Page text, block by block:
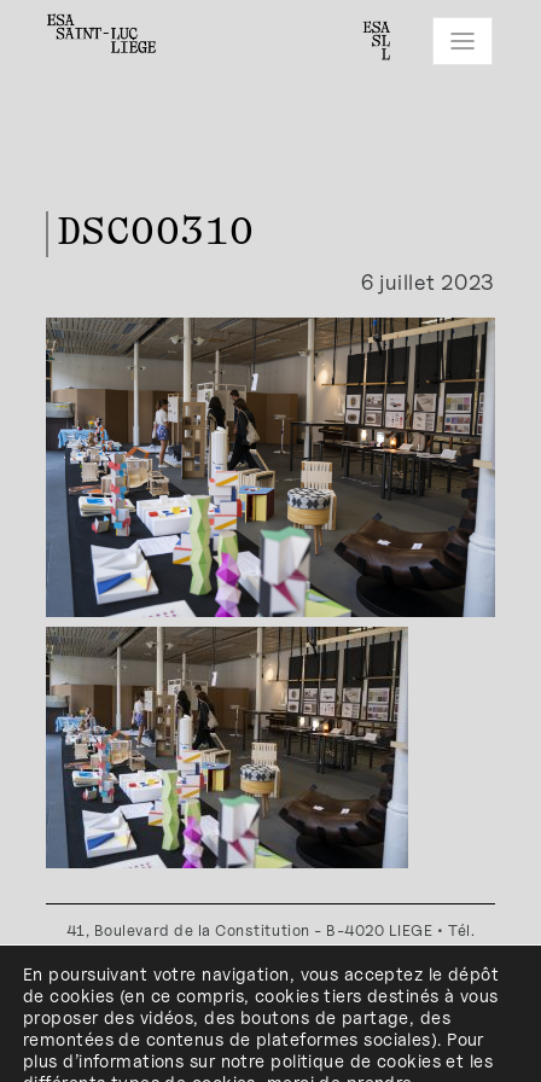
DSC00310
6 juillet 2023
41, Boulevard de la Constitution - B-4020 LIEGE • Tél.
Plan d'accès•Politique de confidentialité•Politique de
cookies•Conditions générales
l'ESA Saint-Luc Liège est membre du
En poursuivant votre navigation, vous acceptez le dépôt
de cookies (en ce compris, cookiestiers destinés à vous
proposer des vidéos, des boutons de partage, des
remontées de contenus de plateformes sociales). Pour
plus d’informations sur notre politique de cookies et les